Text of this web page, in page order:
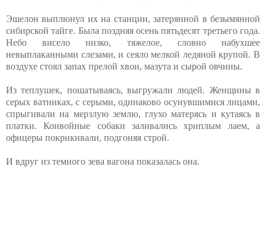
Эшелон выплюнул их на станции, затерянной в безымянной
сибирской тайге. Была поздняя осень пятьдесят третьего года.
Небо висело низко, тяжелое, словно набухшее
невыплаканными слезами, и сеяло мелкой ледяной крупой. В
воздухе стоял запах прелой хвои, мазута и сырой овчины.
Из теплушек, пошатываясь, выгружали людей. Женщины в
серых ватниках, с серыми, одинаково осунувшимися лицами,
спрыгивали на мерзлую землю, глухо матерясь и кутаясь в
платки. Конвойные собаки заливались хриплым лаем, а
офицеры покрикивали, подгоняя строй.
И вдруг из темного зева вагона показалась она.